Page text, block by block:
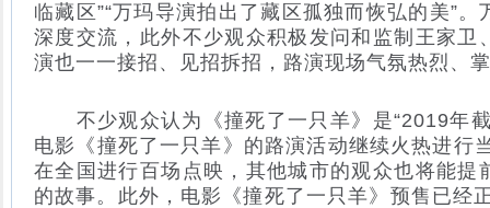
临藏区”“万玛导演拍出了藏区孤独而恢弘的美”
深度交流，此外不少观众积极发问和监制王家卫
演也一一接招、见招拆招，路演现场气氛热烈、
不少观众认为《撞死了一只羊》是“2019年截
电影《撞死了一只羊》的路演活动继续火热进行
在全国进行百场点映，其他城市的观众也将能提
的故事。此外，电影《撞死了一只羊》预售已经